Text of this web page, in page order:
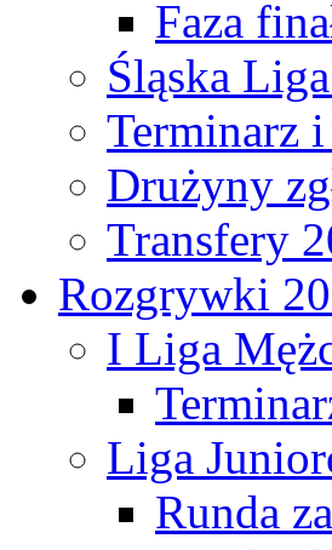
Faza
Śląska
Terminarz
Drużyny
Transfery
Rozgrywki
I Liga
Liga
Runda